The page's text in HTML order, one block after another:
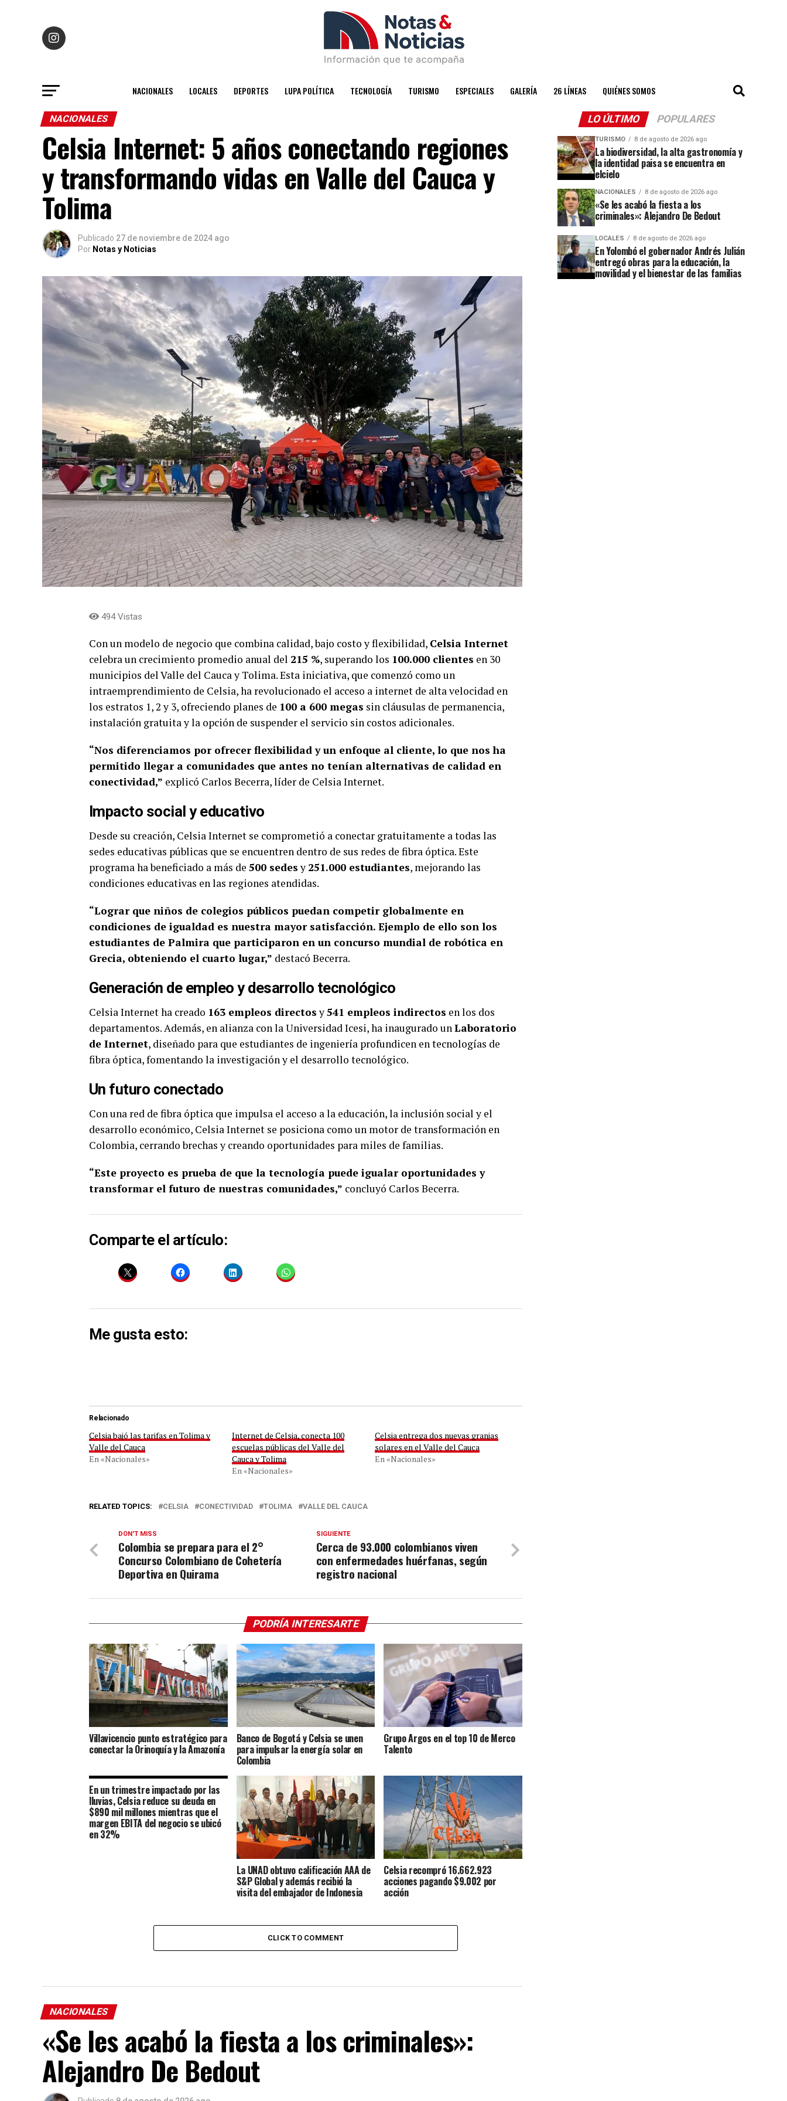
NACIONALES LOCALES DEPORTES LUPA POLÍTICA TECNOLOGÍA TURISMO ESPECIALES GALERÍA 26 LÍNEAS QUIÉNES SOMOS
NACIONALES
Celsia Internet: 5 años conectando regiones
y transformando vidas en Valle del Cauca y
Tolima
Publicado 27 de noviembre de 2024 ago
Por Notas y Noticias
494 Vistas
Con un modelo de negocio que combina calidad, bajo costo y flexibilidad, Celsia Internet
celebra un crecimiento promedio anual del 215 %, superando los 100.000 clientes en 30
municipios del Valle del Cauca y Tolima. Esta iniciativa, que comenzó como un
intraemprendimiento de Celsia, ha revolucionado el acceso a internet de alta velocidad en
los estratos 1, 2 y 3, ofreciendo planes de 100 a 600 megas sin cláusulas de permanencia,
instalación gratuita y la opción de suspender el servicio sin costos adicionales.
“Nos diferenciamos por ofrecer flexibilidad y un enfoque al cliente, lo que nos ha
permitido llegar a comunidades que antes no tenían alternativas de calidad en
conectividad,” explicó Carlos Becerra, líder de Celsia Internet.
Impacto social y educativo
Desde su creación, Celsia Internet se comprometió a conectar gratuitamente a todas las
sedes educativas públicas que se encuentren dentro de sus redes de fibra óptica. Este
programa ha beneficiado a más de 500 sedesy 251.000 estudiantes, mejorando las
condiciones educativas en las regiones atendidas.
“Lograr que niños de colegios públicos puedan competir globalmente en
condiciones de igualdad es nuestra mayor satisfacción. Ejemplo de ello son los
estudiantes de Palmira que participaron en un concurso mundial de robótica en
Grecia, obteniendo el cuarto lugar,” destacó Becerra.
Generación de empleo y desarrollo tecnológico
Celsia Internet ha creado 163 empleos directosy541 empleos indirectos en los dos
departamentos. Además, en alianza con la Universidad Icesi, ha inaugurado unLaboratorio
de Internet, diseñado para que estudiantes de ingeniería profundicen en tecnologías de
fibra óptica, fomentando la investigación y el desarrollo tecnológico.
Un futuro conectado
Con una red de fibra óptica que impulsa el acceso a la educación, la inclusión social y el
desarrollo económico, Celsia Internet se posiciona como un motor de transformación en
Colombia, cerrando brechas y creando oportunidades para miles de familias.
“Este proyecto es prueba de que la tecnología puede igualar oportunidades y
transformar el futuro de nuestras comunidades,” concluyó Carlos Becerra.
Comparte el artículo:
Me gusta esto:
Relacionado
Celsia bajó las tarifas en Tolima y
Valle del Cauca
En «Nacionales»
Internet de Celsia, conecta 100
escuelas públicas del Valle del
Cauca y Tolima
En «Nacionales»
Celsia entrega dos nuevas granjas
solares en el Valle del Cauca
En «Nacionales»
RELATED TOPICS: CELSIA CONECTIVIDAD TOLIMA VALLE DEL CAUCA
SIGUIENTE
Cerca de 93.000 colombianos viven
con enfermedades huérfanas, según
registro nacional
DON'T MISS
Colombia se prepara para el 2°
Concurso Colombiano de Cohetería
Deportiva en Quirama
PODRÍA INTERESARTE
Villavicencio punto estratégico para
conectar la Orinoquía y la Amazonía
Banco de Bogotá y Celsia se unen
para impulsar la energía solar en
Colombia
Grupo Argos en el top 10 de Merco
Talento
En un trimestre impactado por las
lluvias, Celsia reduce su deuda en
$890 mil millones mientras que el
margen EBITA del negocio se ubicó
en 32%
La UNAD obtuvo calificación AAA de
S&P Global y además recibió la
visita del embajador de Indonesia
Celsia recompró 16.662.923
acciones pagando $9.002 por
acción
CLICK TO COMMENT
NACIONALES
«Se les acabó la fiesta a los criminales»:
Alejandro De Bedout
LO ÚLTIMO POPULARES
TURISMO 8 de agosto de 2026 ago
La biodiversidad, la alta gastronomía y
la identidad paisa se encuentra en
elcielo
NACIONALES 8 de agosto de 2026 ago
«Se les acabó la fiesta a los
criminales»: Alejandro De Bedout
LOCALES 8 de agosto de 2026 ago
En Yolombó el gobernador Andrés Julián
entregó obras para la educación, la
movilidad y el bienestar de las familias